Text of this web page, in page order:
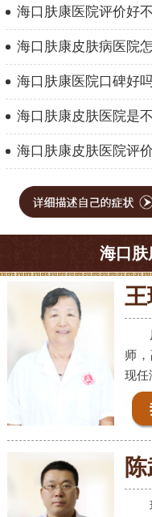
海口肤康医院评价好
海口肤康皮肤病医院
海口肤康医院口碑好
海口肤康皮肤医院是
海口肤康皮肤医院评
海口肤
师
现任